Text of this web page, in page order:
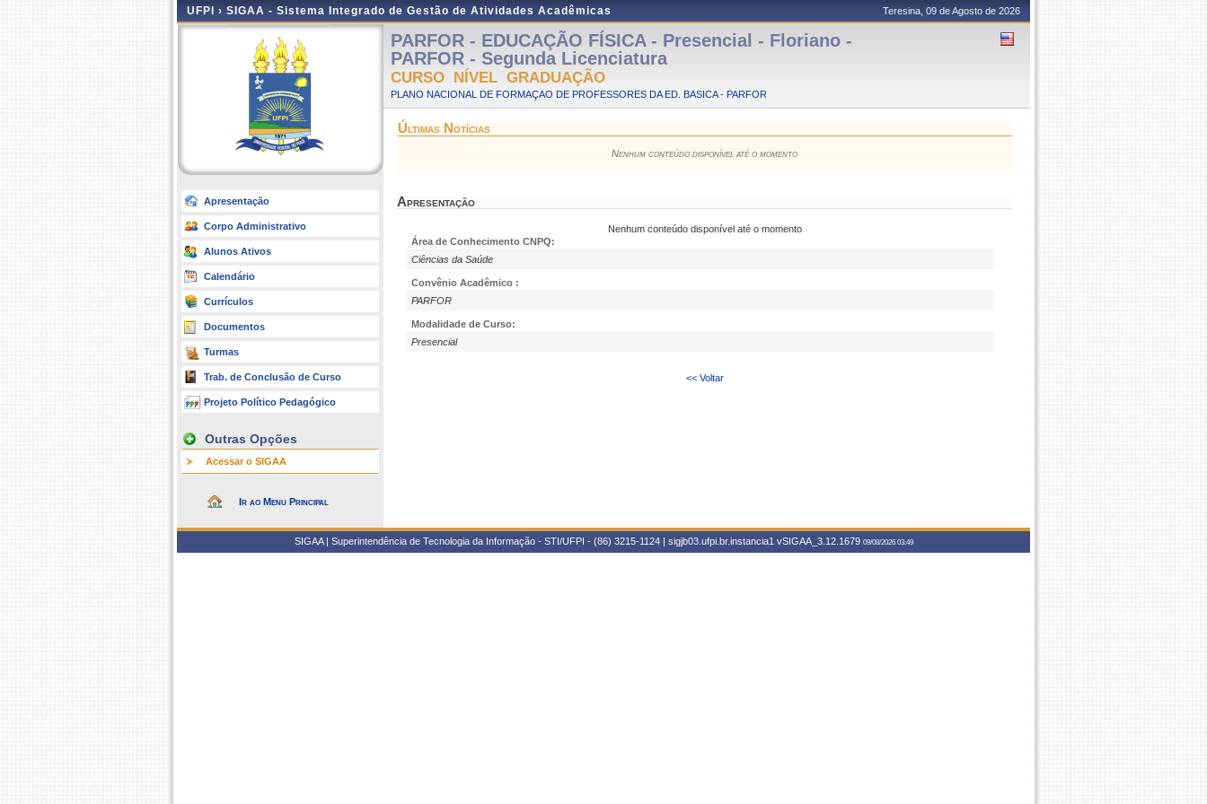
UFPI › SIGAA - Sistema Integrado de Gestão de Atividades Acadêmicas Teresina, 09 de Agosto de 2026
Apresentação
Corpo Administrativo
Alunos Ativos
Calendário
Currículos
Documentos
Turmas
Trab. de Conclusão de Curso
Projeto Político Pedagógico
Outras Opções
Acessar o SIGAA
Ir ao Menu Principal
PARFOR - EDUCAÇÃO FÍSICA - Presencial - Floriano -
PARFOR - Segunda Licenciatura
CURSO NÍVEL GRADUAÇÃO
PLANO NACIONAL DE FORMAÇAO DE PROFESSORES DA ED. BASICA - PARFOR
Últimas Notícias
Nenhum conteúdo disponível até o momento
Apresentação
Nenhum conteúdo disponível até o momento
Área de Conhecimento CNPQ:
Ciências da Saúde
Convênio Acadêmico :
PARFOR
Modalidade de Curso:
Presencial
<< Voltar
SIGAA | Superintendência de Tecnologia da Informação - STI/UFPI - (86) 3215-1124 | sigjb03.ufpi.br.instancia1 vSIGAA_3.12.1679 09/08/2026 03:49